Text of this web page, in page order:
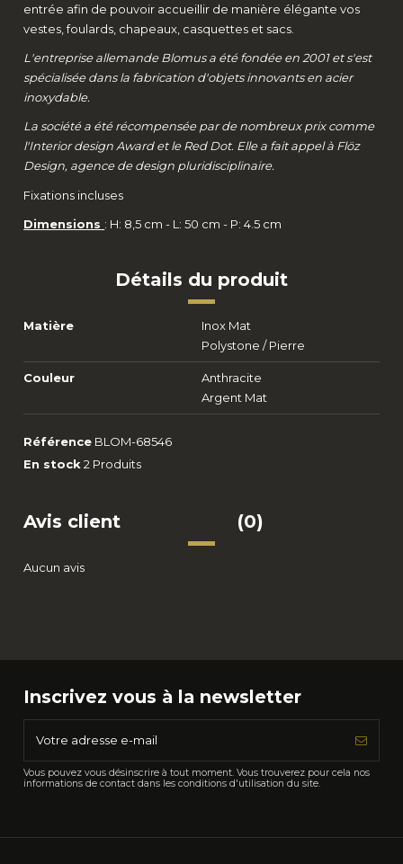
entrée afin de pouvoir accueillir de manière élégante vos
vestes, foulards, chapeaux, casquettes et sacs.
L'entreprise allemande Blomus a été fondée en 2001 et s'est
spécialisée dans la fabrication d'objets innovants en acier
inoxydable.
La société a été récompensée par de nombreux prix comme
l'Interior design Award et le Red Dot. Elle a fait appel à Flöz
Design, agence de design pluridisciplinaire.
Fixations incluses
Dimensions : H: 8,5 cm - L: 50 cm - P: 4.5 cm
Détails du produit
Matière
Inox Mat
Polystone / Pierre
Couleur
Anthracite
Argent Mat
Référence BLOM-68546
En stock 2 Produits
Avis client (0)
Aucun avis
Inscrivez vous à la newsletter
Vous pouvez vous désinscrire à tout moment. Vous trouverez pour cela nos
informations de contact dans les conditions d'utilisation du site.